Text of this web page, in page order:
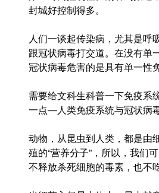
封城好控制得多。
人们一谈起传染病，尤其是呼
跟冠状病毒打交道。在没有单
冠状病毒危害的是具有单一性
需要给文科生科普一下免疫系
一点—人类免疫系统与冠状病
动物，从昆虫到人类，都是由
殖的“营养分子”，所以，我们
不释放杀死细胞的毒素，也不